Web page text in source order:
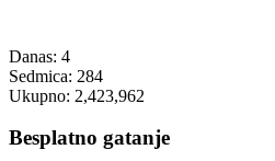
Danas: 4
Sedmica: 284
Ukupno: 2,423,962
Besplatno gatanje